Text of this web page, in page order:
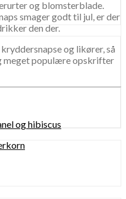
og blomsterblade.
smager godt til jul, er der
den der.
og likører, så
meget populære opskrifter
og hibiscus